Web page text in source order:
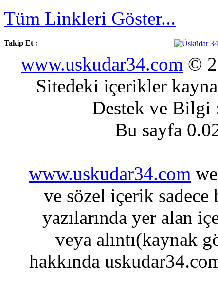
Tüm Linkleri Göster...
Takip Et :
www.uskudar34.com ©
Sitedeki içerikler
Destek ve
Bu sayfa
www.uskudar34.com
ve sözel içerik sadece
yazılarında yer alan
veya alıntı(kaynak
hakkında